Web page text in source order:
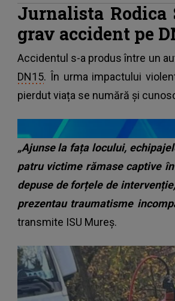
Jurnalista
grav accident pe
Accidentul s-a produs între un
DN15. În urma impactului
pierdut viața se numără și
„Ajunse la fața locului,
patru victime rămase captive
depuse de forțele de
prezentau traumatisme
transmite ISU Mureș.